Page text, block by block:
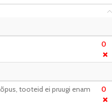
0
❌
tooteid ei pruugi enam
0
❌